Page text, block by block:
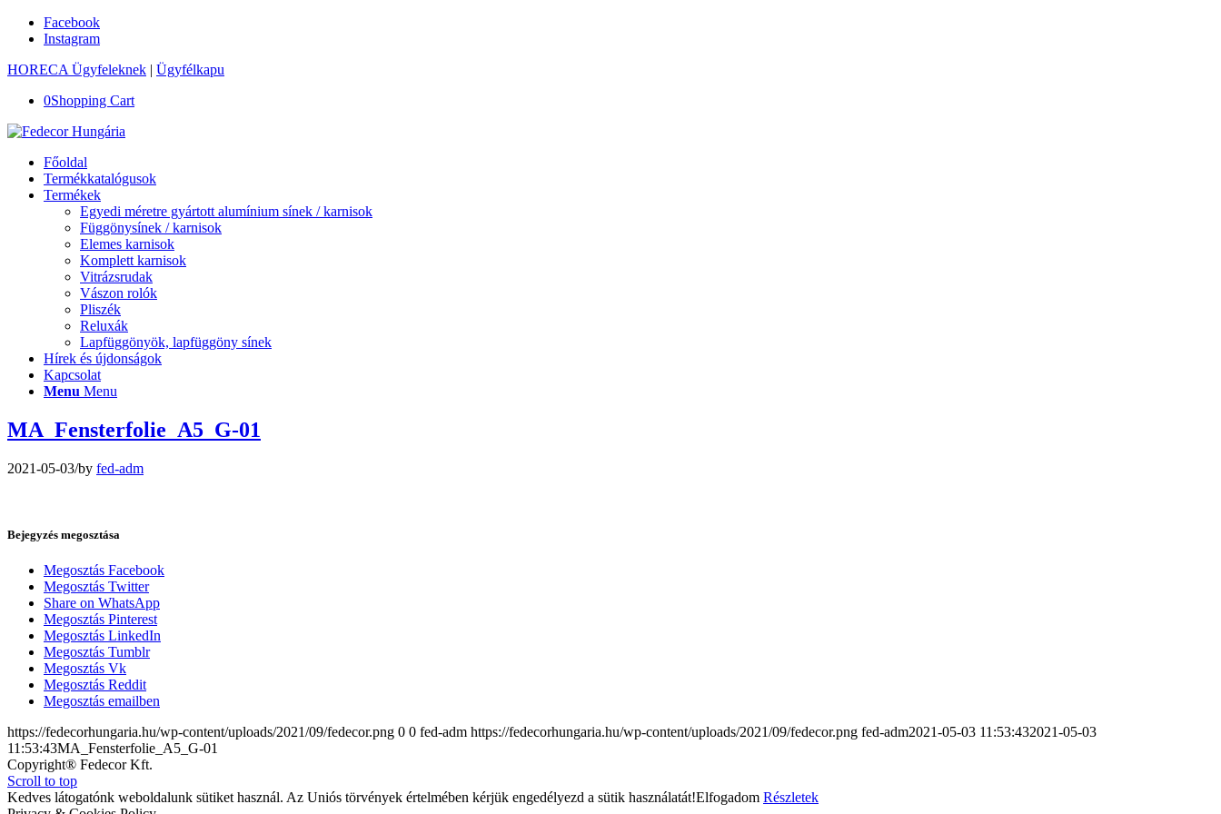
Facebook
Instagram
HORECA Ügyfeleknek | Ügyfélkapu
0Shopping Cart
Főoldal
Termékkatalógusok
Termékek
Egyedi méretre gyártott alumínium sínek / karnisok
Függönysínek / karnisok
Elemes karnisok
Komplett karnisok
Vitrázsrudak
Vászon rolók
Pliszék
Reluxák
Lapfüggönyök, lapfüggöny sínek
Hírek és újdonságok
Kapcsolat
Menu Menu
MA_Fensterfolie_A5_G-01
2021-05-03/by fed-adm
Bejegyzés megosztása
Megosztás Facebook
Megosztás Twitter
Share on WhatsApp
Megosztás Pinterest
Megosztás LinkedIn
Megosztás Tumblr
Megosztás Vk
Megosztás Reddit
Megosztás emailben
https://fedecorhungaria.hu/wp-content/uploads/2021/09/fedecor.png 0 0 fed-adm https://fedecorhungaria.hu/wp-content/uploads/2021/09/fedecor.png fed-adm2021-05-03 11:53:432021-05-03
11:53:43MA_Fensterfolie_A5_G-01
Copyright® Fedecor Kft.
Scroll to top
Kedves látogatónk weboldalunk sütiket használ. Az Uniós törvények értelmében kérjük engedélyezd a sütik használatát!Elfogadom Részletek